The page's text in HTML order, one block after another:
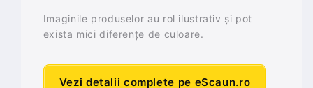
Imaginile produselor au rol ilustrativ și pot
exista mici diferențe de culoare.
Vezi detalii complete pe eScaun.ro